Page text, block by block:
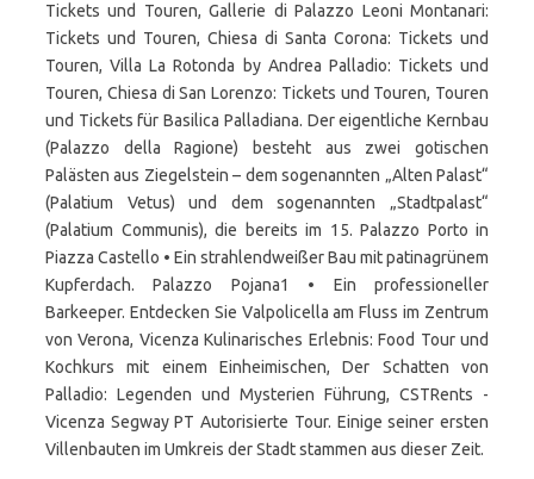
Tickets und Touren, Gallerie di Palazzo Leoni Montanari:
Tickets und Touren, Chiesa di Santa Corona: Tickets und
Touren, Villa La Rotonda by Andrea Palladio: Tickets und
Touren, Chiesa di San Lorenzo: Tickets und Touren, Touren
und Tickets für Basilica Palladiana. Der eigentliche Kernbau
(Palazzo della Ragione) besteht aus zwei gotischen
Palästen aus Ziegelstein – dem sogenannten „Alten Palast“
(Palatium Vetus) und dem sogenannten „Stadtpalast“
(Palatium Communis), die bereits im 15. Palazzo Porto in
Piazza Castello • Ein strahlendweißer Bau mit patinagrünem
Kupferdach. Palazzo Pojana1 • Ein professioneller
Barkeeper. Entdecken Sie Valpolicella am Fluss im Zentrum
von Verona, Vicenza Kulinarisches Erlebnis: Food Tour und
Kochkurs mit einem Einheimischen, Der Schatten von
Palladio: Legenden und Mysterien Führung, CSTRents -
Vicenza Segway PT Autorisierte Tour. Einige seiner ersten
Villenbauten im Umkreis der Stadt stammen aus dieser Zeit.